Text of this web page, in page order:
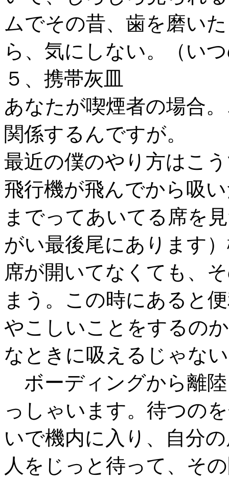
ムでその昔、歯を磨い
ら、気にしない。（い
５、携帯灰皿
あなたが喫煙者の場合
関係するんですが。
最近の僕のやり方はこ
飛行機が飛んでから吸
までってあいてる席を
がい最後尾にあります
席が開いてなくても、
まう。この時にあると
やこしいことをするの
なときに吸えるじゃな
ボーディングから離
っしゃいます。待つの
いで機内に入り、自分
人をじっと待って、そ